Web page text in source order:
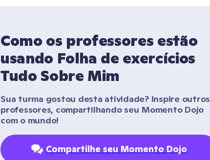
Como os professores estão
usando Folha de exercícios
Tudo Sobre Mim
Sua turma gostou desta atividade? Inspire outros
professores, compartilhando seu Momento Dojo
com o mundo!
Compartilhe seu Momento Dojo